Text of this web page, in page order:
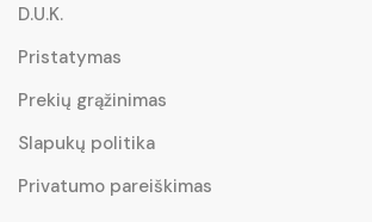
D.U.K.
Pristatymas
Prekių grąžinimas
Slapukų politika
Privatumo pareiškimas